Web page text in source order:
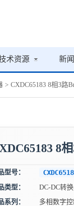
术资源 新
> CXDC65183 8相3路
8
型号：
类型：
DC-DC转
系列：
多相数字